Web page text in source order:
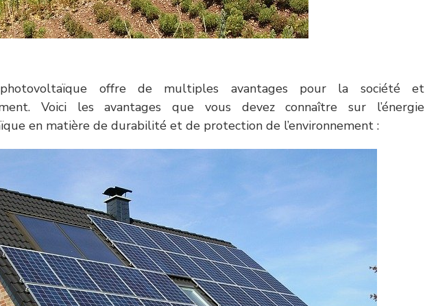
photovoltaïque offre de multiples avantages pour la société et
Voici les avantages que vous devez connaître sur l’énergie
en matière de durabilité et de protection de l’environnement :